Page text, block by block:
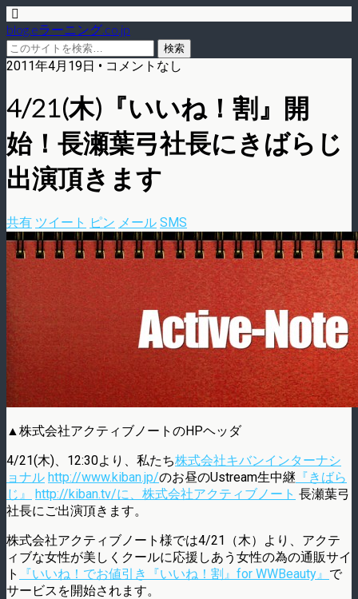
blog.eラーニング.co.jp
2011年4月19日 • コメントなし
4/21(木)『いいね！割』開
始！長瀬葉弓社長にきばらじ
出演頂きます
共有 ツイート ピン メール SMS
▲株式会社アクティブノートのHPヘッダ
4/21(木)、12:30より、私たち株式会社キバンインターナシ
ョナル http://www.kiban.jp/のお昼のUstream生中継 『きばら
じ』
http://kiban.tv/に、株式会社アクティブノート 長瀬葉弓
社長にご出演頂きます。
株式会社アクティブノート様では4/21（木）より、アクテ
ィブな女性が美しくクールに応援しあう女性の為の通販サイ
ト
『いいね！でお値引き『いいね！割』for WWBeauty』 で
サービスを開始されます。